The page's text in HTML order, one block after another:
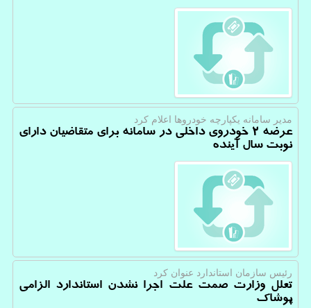
مدیر سامانه یكپارچه خودروها اعلام كرد
عرضه 2 خودروی داخلی در سامانه برای متقاضیان دارای
نوبت سال آینده
رئیس سازمان استاندارد عنوان كرد
تعلل وزارت صمت علت اجرا نشدن استاندارد الزامی
پوشاک